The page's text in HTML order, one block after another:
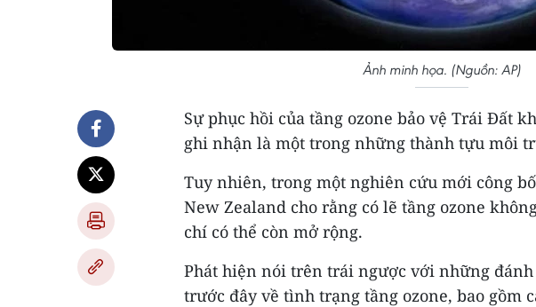
Ảnh minh họa. (Nguồn: AP)
Sự phục hồi của tầng ozone bảo vệ Trái Đất
ghi nhận là một trong những thành tựu môi
Tuy nhiên, trong một nghiên cứu mới công
New Zealand cho rằng có lẽ tầng ozone
chí có thể còn mở rộng.
Phát hiện nói trên trái ngược với những
trước đây về tình trạng tầng ozone, bao gồm